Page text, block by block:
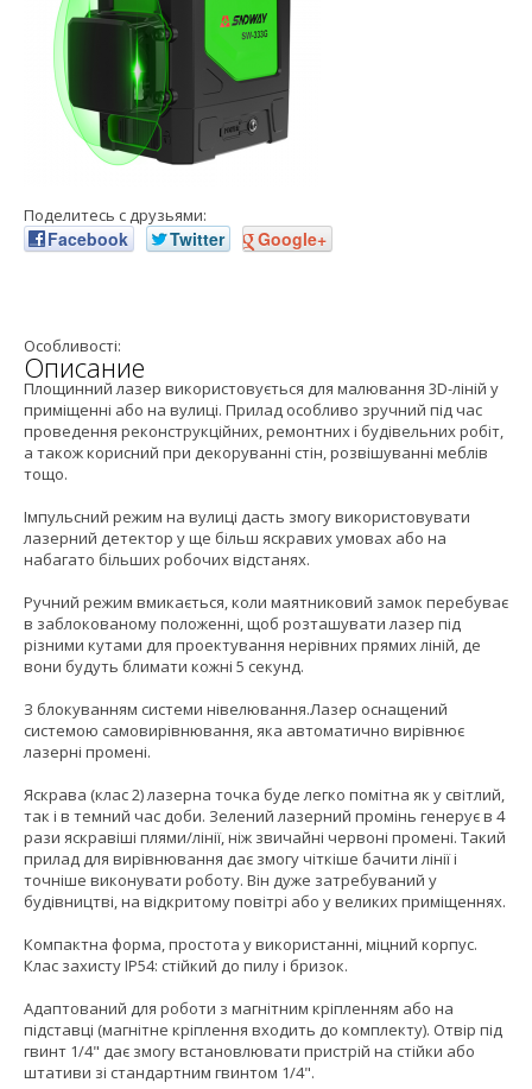
Поделитесь с друзьями:
Facebook Twitter Google+
Описание
Особливості:
Площинний лазер використовується для малювання 3D-ліній у
приміщенні або на вулиці. Прилад особливо зручний під час
проведення реконструкційних, ремонтних і будівельних робіт,
а також корисний при декоруванні стін, розвішуванні меблів
тощо.
Імпульсний режим на вулиці дасть змогу використовувати
лазерний детектор у ще більш яскравих умовах або на
набагато більших робочих відстанях.
Ручний режим вмикається, коли маятниковий замок перебуває
в заблокованому положенні, щоб розташувати лазер під
різними кутами для проектування нерівних прямих ліній, де
вони будуть блимати кожні 5 секунд.
З блокуванням системи нівелювання.Лазер оснащений
системою самовирівнювання, яка автоматично вирівнює
лазерні промені.
Яскрава (клас 2) лазерна точка буде легко помітна як у світлий,
так і в темний час доби. Зелений лазерний промінь генерує в 4
рази яскравіші плями/лінії, ніж звичайні червоні промені. Такий
прилад для вирівнювання дає змогу чіткіше бачити лінії і
точніше виконувати роботу. Він дуже затребуваний у
будівництві, на відкритому повітрі або у великих приміщеннях.
Компактна форма, простота у використанні, міцний корпус.
Клас захисту IP54: стійкий до пилу і бризок.
Адаптований для роботи з магнітним кріпленням або на
підставці (магнітне кріплення входить до комплекту). Отвір під
гвинт 1/4" дає змогу встановлювати пристрій на стійки або
штативи зі стандартним гвинтом 1/4".